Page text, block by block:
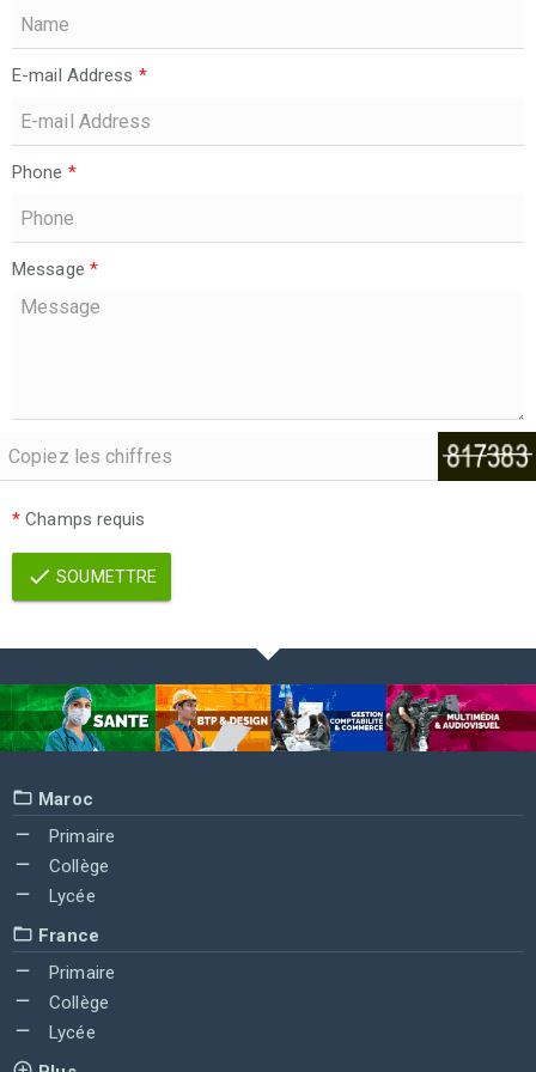
E-mail Address *
Phone *
Message *
* Champs requis
SOUMETTRE
Maroc
Primaire
Collège
Lycée
France
Primaire
Collège
Lycée